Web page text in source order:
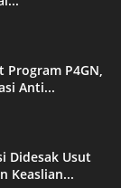
Program P4GN,
Anti...
Didesak Usut
Keaslian...